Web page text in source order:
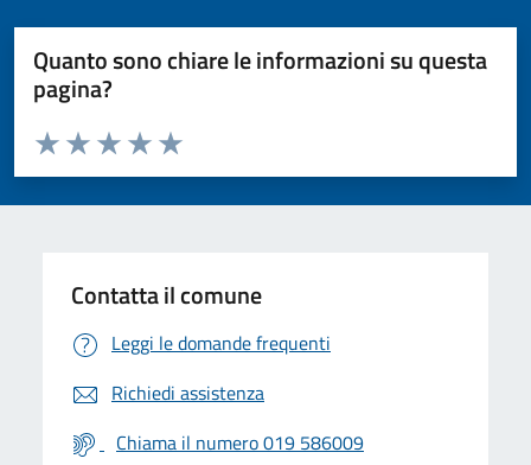
Quanto sono chiare le informazioni su questa
pagina?
Valuta da 1 a 5 stelle la pagina
Valuta 5 stelle su 5
Valuta 4 stelle su 5
Valuta 3 stelle su 5
Valuta 2 stelle su 5
Valuta 1 stelle su 5
Contatta il comune
Leggi le domande frequenti
Richiedi assistenza
Chiama il numero 019 586009